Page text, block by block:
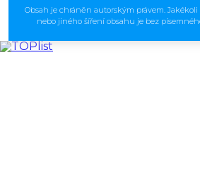
Obsah je chráněn autorským právem.
nebo jiného šíření obsahu je bez